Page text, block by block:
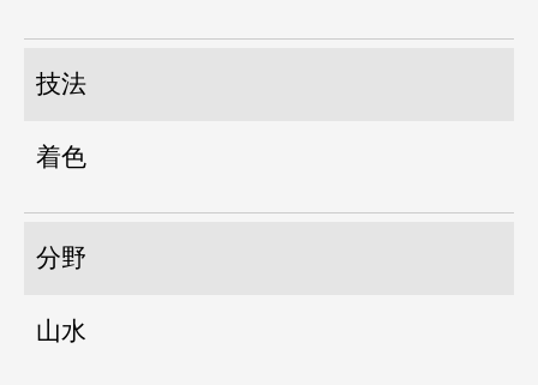
技法
着色
分野
山水